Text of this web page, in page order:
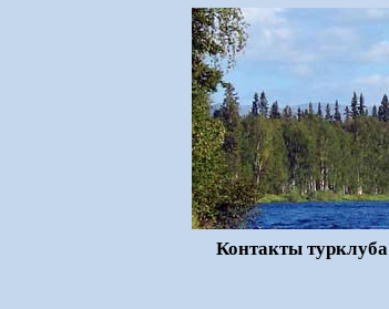
Контакты турклуба